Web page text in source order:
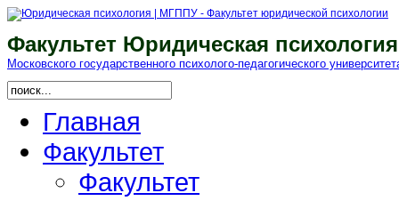
Факультет Юридическая психология
Московского гоcударственного психолого-педагогического
Главная
Факультет
Факультет